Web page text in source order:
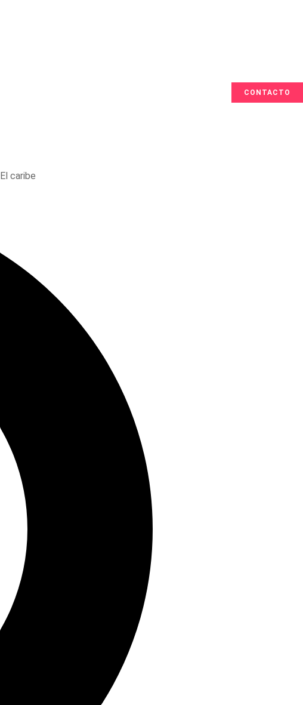
CONTACTO
El caribe